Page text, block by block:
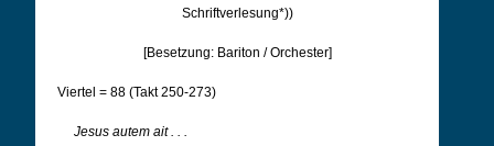
Schriftverlesung*))
[Besetzung: Bariton / Orchester]
Viertel = 88 (Takt 250-273)
Jesus autem ait . . .